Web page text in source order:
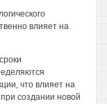
влияет на
что влияет на
создании новой